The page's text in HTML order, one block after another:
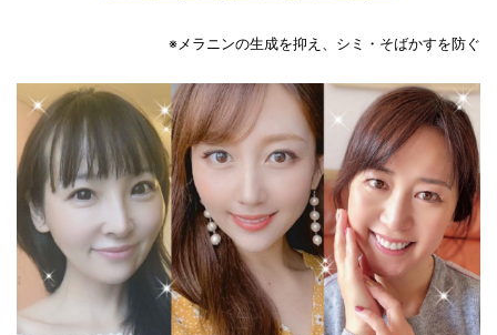
※メラニンの生成を抑え、シミ・そばかすを防ぐ